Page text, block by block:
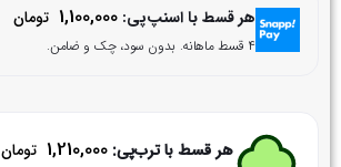
هر قسط با اسنپ‌پی: 1,100,000 تومان
۴ قسط ماهانه. بدون سود، چک و ضامن.
هر قسط با ترب‌پی: 1,210,000 تومان